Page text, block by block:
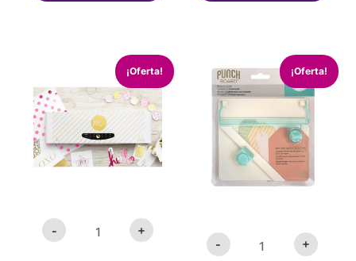
¡Oferta!
-
Swapp
30.5cm
Foil
TransferMachine
cantidad
+
precio
original
era:
$139.900.
precio
actual
es:
$119.900.
¡Oferta!
-
punchboard
cantidad
+
precio
original
$18.900.
precio
actual
es:
$16.900.